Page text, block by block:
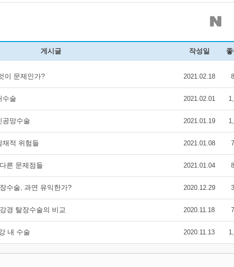
게시글 작성일
이 문제인가? 2021.02.18
수술 2021.02.01
공망수술 2021.01.19
재적 위험들 2021.01.08
른 문제점들 2021.01.04
수술, 과연 유익한가? 2020.12.29
경 탈장수술의 비교 2020.11.18
내 수술 2020.11.13